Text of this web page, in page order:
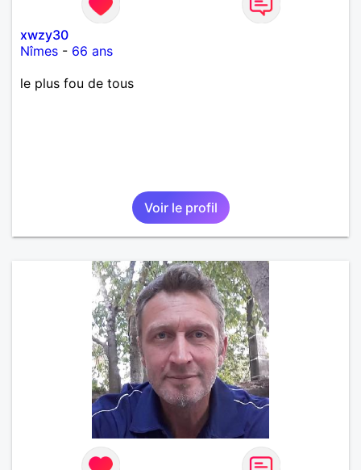
xwzy30
Nîmes - 66 ans
le plus fou de tous
Voir le profil